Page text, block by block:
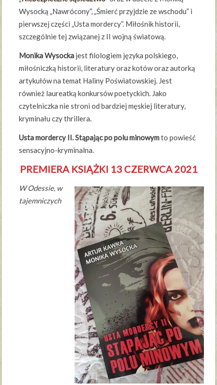
Wysocką „Nawrócony”, „Śmierć przyjdzie ze wschodu” i
pierwszej części „Usta mordercy”. Miłośnik historii,
szczególnie tej związanej z II wojną światową.
Monika Wysocka jest filologiem języka polskiego,
miłośniczką historii, literatury oraz kotów oraz autorką
artykułów na temat Haliny Poświatowskiej. Jest
również laureatką konkursów poetyckich. Jako
czytelniczka nie stroni od bardziej męskiej literatury,
kryminału czy thrillera.
Usta mordercy II. Stąpając po polu minowymto powieść
sensacyjno-kryminalna.
PREMIERA KSIĄŻKI 13 CZERWCA 2021
W Odessie, w
tajemniczych